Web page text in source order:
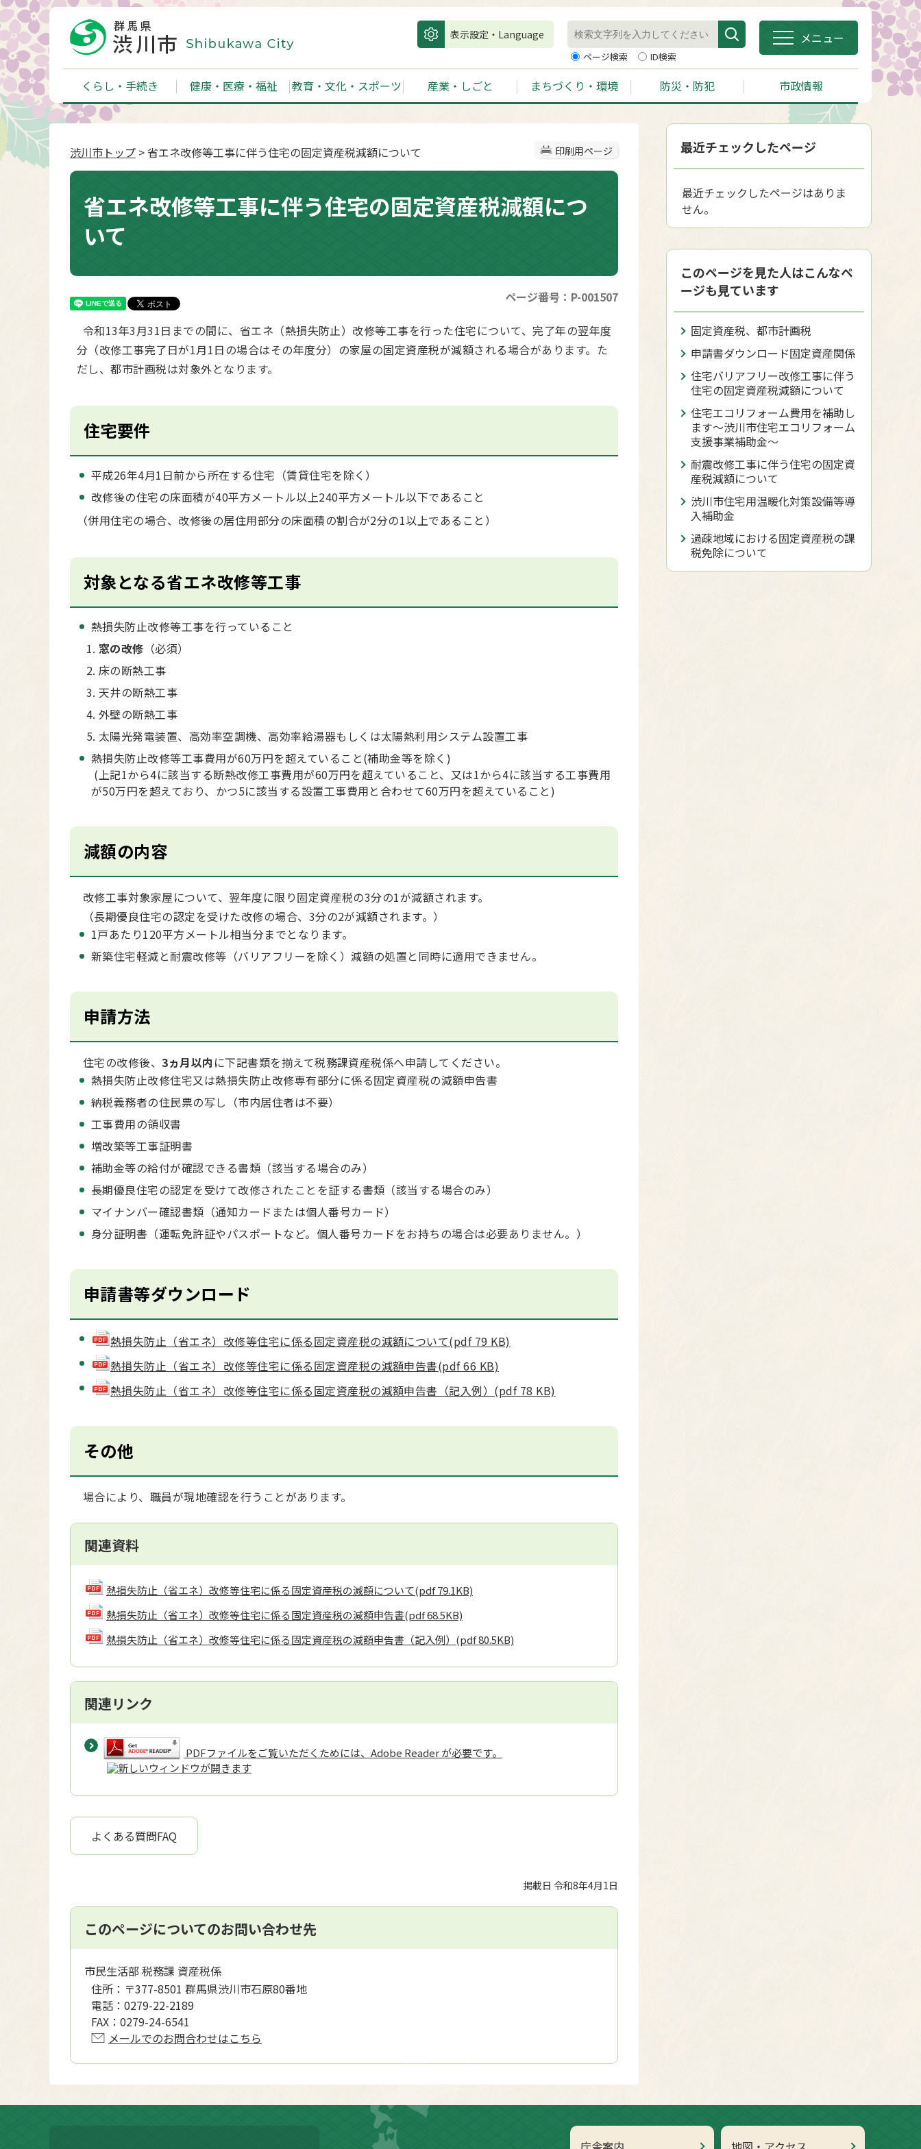
表示設定・Language
ページ検索 ID検索
メニュー
くらし・手続き 健康・医療・福祉 教育・文化・スポーツ 産業・しごと まちづくり・環境 防災・防犯 市政情報
印刷用ページ
渋川市トップ > 省エネ改修等工事に伴う住宅の固定資産税減額について
省エネ改修等工事に伴う住宅の固定資産税減額につ
いて
ページ番号：P-001507
令和13年3月31日までの間に、省エネ（熱損失防止）改修等工事を行った住宅について、完了年の翌年度
分（改修工事完了日が1月1日の場合はその年度分）の家屋の固定資産税が減額される場合があります。た
だし、都市計画税は対象外となります。
住宅要件
平成26年4月1日前から所在する住宅（賃貸住宅を除く）
改修後の住宅の床面積が40平方メートル以上240平方メートル以下であること
（併用住宅の場合、改修後の居住用部分の床面積の割合が2分の1以上であること）
対象となる省エネ改修等工事
熱損失防止改修等工事を行っていること
窓の改修 （必須）
床の断熱工事
天井の断熱工事
外壁の断熱工事
太陽光発電装置、高効率空調機、高効率給湯器もしくは太陽熱利用システム設置工事
熱損失防止改修等工事費用が60万円を超えていること(補助金等を除く)
(上記1から4に該当する断熱改修工事費用が60万円を超えていること、又は1から4に該当する工事費用
が50万円を超えており、かつ5に該当する設置工事費用と合わせて60万円を超えていること)
減額の内容
改修工事対象家屋について、翌年度に限り固定資産税の3分の1が減額されます。
（長期優良住宅の認定を受けた改修の場合、3分の2が減額されます。）
1戸あたり120平方メートル相当分までとなります。
新築住宅軽減と耐震改修等（バリアフリーを除く）減額の処置と同時に適用できません。
申請方法
住宅の改修後、3ヵ月以内 に下記書類を揃えて税務課資産税係へ申請してください。
熱損失防止改修住宅又は熱損失防止改修専有部分に係る固定資産税の減額申告書
納税義務者の住民票の写し（市内居住者は不要）
工事費用の領収書
増改築等工事証明書
補助金等の給付が確認できる書類（該当する場合のみ）
長期優良住宅の認定を受けて改修されたことを証する書類（該当する場合のみ）
マイナンバー確認書類（通知カードまたは個人番号カード）
身分証明書（運転免許証やパスポートなど。個人番号カードをお持ちの場合は必要ありません。）
申請書等ダウンロード
熱損失防止（省エネ）改修等住宅に係る固定資産税の減額について(pdf 79 KB)
熱損失防止（省エネ）改修等住宅に係る固定資産税の減額申告書(pdf 66 KB)
熱損失防止（省エネ）改修等住宅に係る固定資産税の減額申告書（記入例）(pdf 78 KB)
その他
場合により、職員が現地確認を行うことがあります。
関連資料
熱損失防止（省エネ）改修等住宅に係る固定資産税の減額について(pdf 79.1KB)
熱損失防止（省エネ）改修等住宅に係る固定資産税の減額申告書(pdf 68.5KB)
熱損失防止（省エネ）改修等住宅に係る固定資産税の減額申告書（記入例） (pdf 80.5KB)
関連リンク
PDFファイルをご覧いただくためには、Adobe Reader が必要です。
よくある質問FAQ
掲載日 令和8年4月1日
このページについてのお問い合わせ先
市民生活部 税務課 資産税係
住所： 〒377-8501 群馬県渋川市石原80番地
電話： 0279-22-2189
FAX： 0279-24-6541
メールでのお問合わせはこちら
最近チェックしたページ
最近チェックしたページはありま
せん。
このページを見た人はこんなペ
ージも見ています
固定資産税、都市計画税
申請書ダウンロード固定資産関係
住宅バリアフリー改修工事に伴う
住宅の固定資産税減額について
住宅エコリフォーム費用を補助し
ます～渋川市住宅エコリフォーム
支援事業補助金～
耐震改修工事に伴う住宅の固定資
産税減額について
渋川市住宅用温暖化対策設備等導
入補助金
過疎地域における固定資産税の課
税免除について